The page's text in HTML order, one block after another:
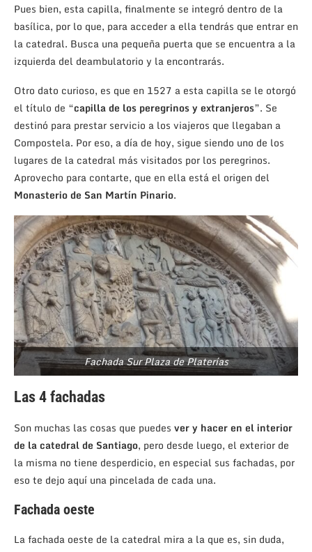
Pues bien, esta capilla, finalmente se integró dentro de la
basílica, por lo que, para acceder a ella tendrás que entrar en
la catedral. Busca una pequeña puerta que se encuentra a la
izquierda del deambulatorio y la encontrarás.
Otro dato curioso, es que en 1527 a esta capilla se le otorgó
el título de “capilla de los peregrinos y extranjeros”. Se
destinó para prestar servicio a los viajeros que llegaban a
Compostela. Por eso, a día de hoy, sigue siendo uno de los
lugares de la catedral más visitados por los peregrinos.
Aprovecho para contarte, que en ella está el origen del
Monasterio de San Martín Pinario.
Fachada Sur Plaza de Platerías
Las 4 fachadas
Son muchas las cosas que puedes ver y hacer en el interior
de la catedral de Santiago, pero desde luego, el exterior de
la misma no tiene desperdicio, en especial sus fachadas, por
eso te dejo aquí una pincelada de cada una.
Fachada oeste
La fachada oeste de la catedral mira a la que es, sin duda,